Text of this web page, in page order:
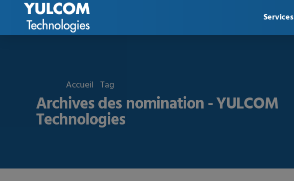
Services
Accueil Tag
Archives des nomination - YULCOM
Technologies